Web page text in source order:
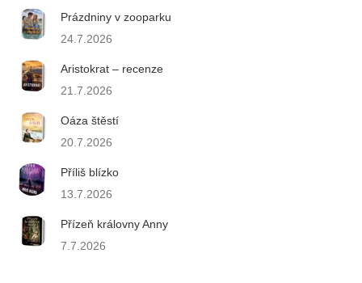
Prázdniny v zooparku
24.7.2026
Aristokrat – recenze
21.7.2026
Oáza štěstí
20.7.2026
Příliš blízko
13.7.2026
Přízeň královny Anny
7.7.2026